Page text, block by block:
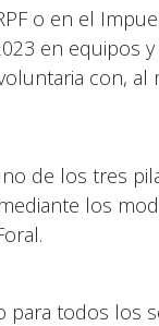
o en el
en equipos
con,
de los tres
los
para todos los